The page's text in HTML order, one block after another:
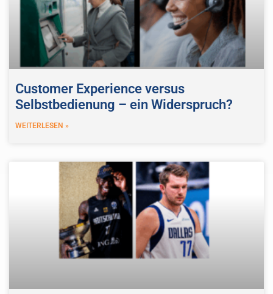
Customer Experience versus
Selbstbedienung – ein Widerspruch?
WEITERLESEN »